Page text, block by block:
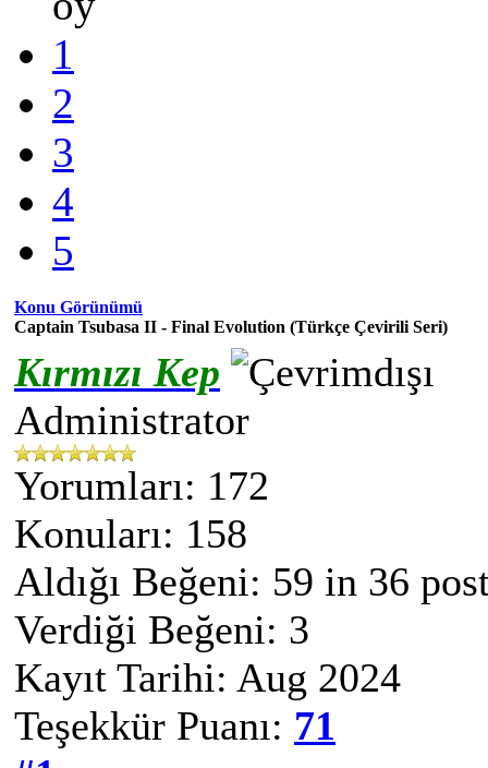
1
2
3
4
5
Konu Görünümü
Captain Tsubasa II - Final Evolution (Türkçe Çevirili Seri)
Kırmızı Kep
Administrator
Yorumları: 172
Konuları: 158
Aldığı Beğeni: 59 in 36
Verdiği Beğeni: 3
Kayıt Tarihi: Aug 2024
Teşekkür Puanı: 71